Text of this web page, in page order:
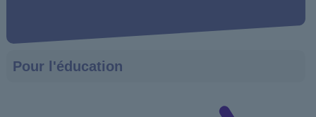
Pour l'éducation